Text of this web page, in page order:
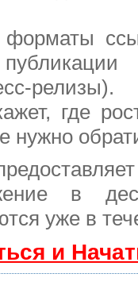
релизы).
где
нужно
в
уже в
и